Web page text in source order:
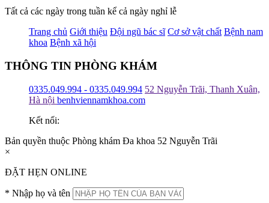
Tất cả các ngày trong tuần kể cả ngày nghỉ lễ
Trang chủ Giới thiệu Đội ngũ bác sĩ Cơ sở vật chất Bệnh nam
khoa Bệnh xã hội
THÔNG TIN PHÒNG KHÁM
0335.049.994 - 0335.049.994 52 Nguyễn Trãi, Thanh Xuân,
Hà nội benhviennamkhoa.com
Kết nối:
Bản quyền thuộc Phòng khám Đa khoa 52 Nguyễn Trãi
×
ĐẶT HẸN ONLINE
* Nhập họ và tên